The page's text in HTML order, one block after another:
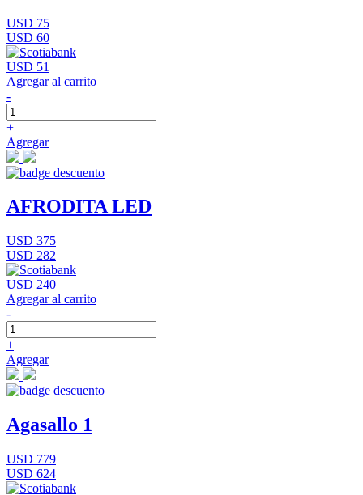
USD 75
USD 60
USD 51
Agregar al carrito
-
+
Agregar
AFRODITA LED
USD 375
USD 282
USD 240
Agregar al carrito
-
+
Agregar
Agasallo 1
USD 779
USD 624